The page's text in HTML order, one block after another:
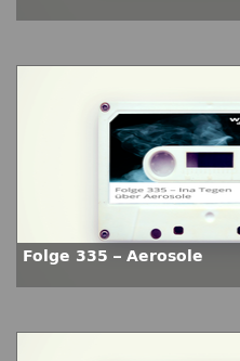
Folge 335 – Aerosole